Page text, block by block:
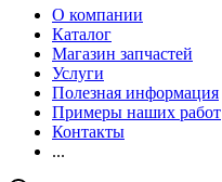
О компании
Каталог
Магазин запчастей
Услуги
Полезная информация
Примеры наших работ
Контакты
...